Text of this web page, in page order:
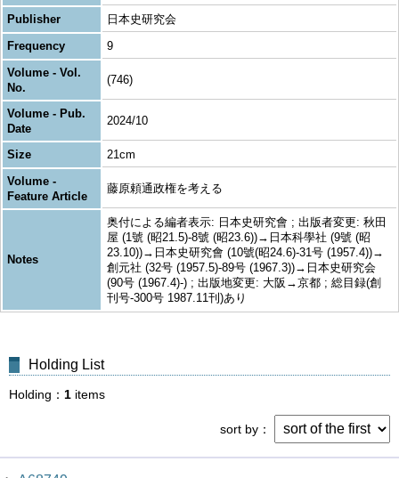
Publisher
日本史研究会
Frequency
9
Volume - Vol.
No.
(746)
Volume - Pub.
Date
2024/10
Size
21cm
Volume -
Feature Article
藤原頼通政権を考える
Notes
奥付による編者表示: 日本史研究會 ; 出版者変更: 秋田
屋 (1號 (昭21.5)-8號 (昭23.6))→日本科學社 (9號 (昭
23.10))→日本史研究會 (10號(昭24.6)-31号 (1957.4))→
創元社 (32号 (1957.5)-89号 (1967.3))→日本史研究会
(90号 (1967.4)-) ; 出版地変更: 大阪→京都 ; 総目録(創
刊号-300号 1987.11刊)あり
Holding List
Holding 1 items
sort by